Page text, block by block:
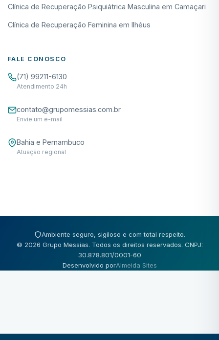
Clínica de Recuperação Psiquiátrica Masculina em Camaçari
Clínica de Recuperação Feminina em Ilhéus
FALE CONOSCO
(71) 99211-6130
Atendimento 24h
contato@grupomessias.com.br
Envie um e-mail
Bahia e Pernambuco
Atuação regional
Ambiente seguro, sigiloso e com total respeito.
© 2026 Grupo Messias. Todos os direitos reservados. CNPJ:
30.878.801/0001-60
Desenvolvido porAlmeida Sites